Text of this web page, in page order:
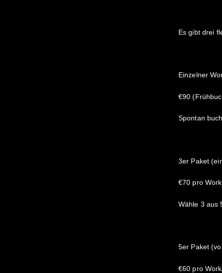
Es gibt drei
Einzelner
€90
Spontan
3er Paket
€70 pro
Wähle 3 aus
5er Paket
€60 pro